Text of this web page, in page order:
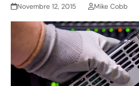
Novembre 12, 2015 Mike Cobb